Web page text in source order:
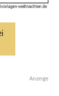
Anzeige